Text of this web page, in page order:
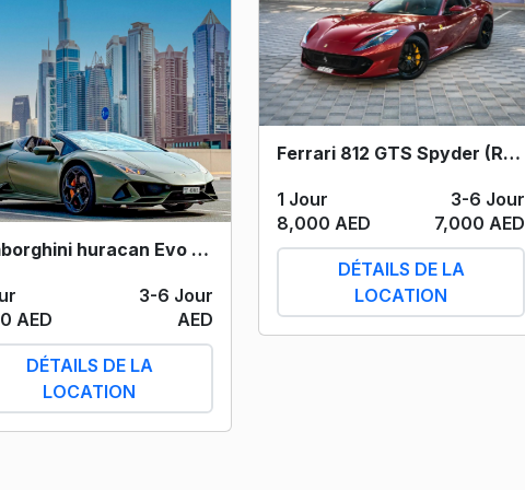
Lamborghini huracan Evo spider (Willow Green) 2023
3-6 Jour
AED
AED
DÉTAILS DE LA
LOCATION
Ferrari 812 GTS Spyder (Red) 2023
1 Jour
3-6 Jour
8,000 AED
7,000 AED
DÉTAILS DE LA
LOCATION